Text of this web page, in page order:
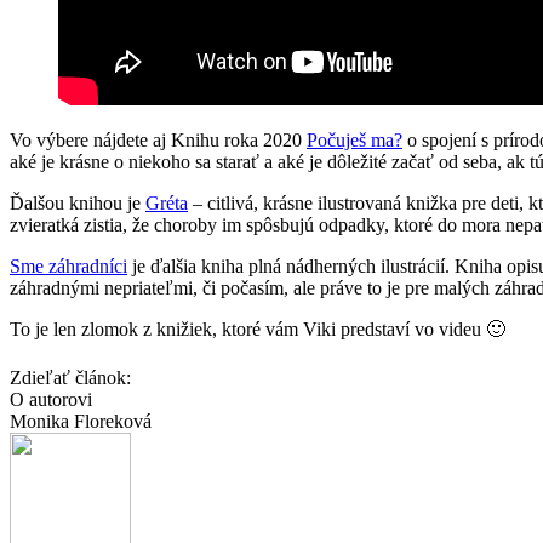
Vo výbere nájdete aj Knihu roka 2020 Počuješ ma? o spojení s
aké je krásne o niekoho sa starať a aké je dôležité začať od seba, ak
Ďalšou knihou je Gréta – citlivá, krásne ilustrovaná knižka pre deti,
zvieratká zistia, že choroby im spôsbujú odpadky, ktoré do mora
Sme záhradníci je ďalšia kniha plná nádherných ilustrácií. Kniha
záhradnými nepriateľmi, či počasím, ale práve to je pre malých
To je len zlomok z knižiek, ktoré vám Viki predstaví vo videu 🙂
Zdieľať článok:
O autorovi
Monika Floreková